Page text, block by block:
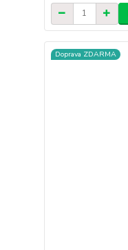
Doprava ZDARMA